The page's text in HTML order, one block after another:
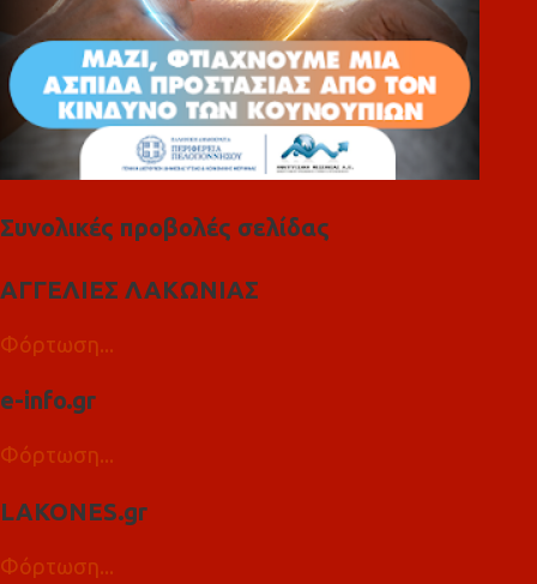
Συνολικές προβολές σελίδας
ΑΓΓΕΛΙΕΣ ΛΑΚΩΝΙΑΣ
Φόρτωση...
e-info.gr
Φόρτωση...
LAKONES.gr
Φόρτωση...